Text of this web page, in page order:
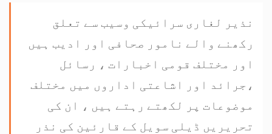
نذیر لغاری سرائیکی وسیب سے تعلق
رکھنے والے نامور صحافی اور ادیب ہیں
اور مختلف قومی اخبارات ، رسائل
،جرائد اور اشاعتی اداروں میں مختلف
موضوعات پر لکھتے رہتے ہیں ، ان کی
تحریریں ڈیلی سویل کے قارئین کی نذر